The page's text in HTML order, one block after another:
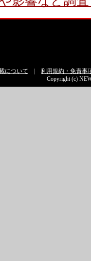
について
利用規約・免責事
Copyright (c)